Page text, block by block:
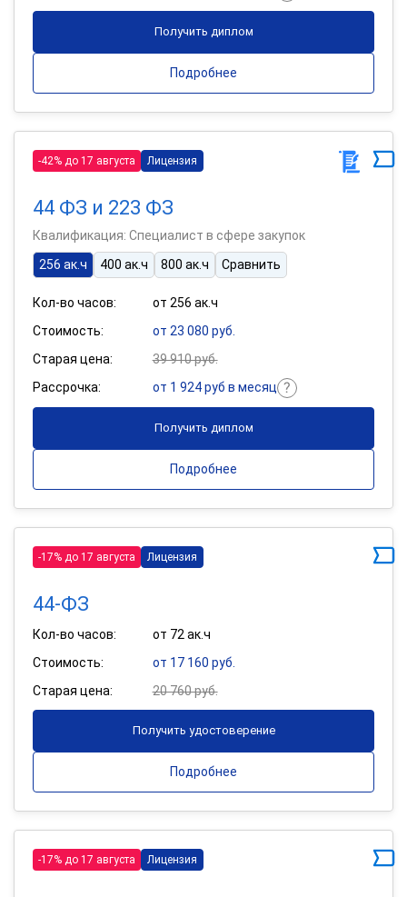
Получить диплом
Подробнее
-42% до 17 августа Лицензия
44 ФЗ и 223 ФЗ
Квалификация: Специалист в сфере закупок
256 ак.ч
400 ак.ч 800 ак.ч Сравнить
Кол-во часов:
от 256 ак.ч
Стоимость:
от 23 080 руб.
Старая цена:
39 910 руб.
Рассрочка:
от 1 924 руб в месяц
Получить диплом
Подробнее
-17% до 17 августа Лицензия
44-ФЗ
Кол-во часов:
от 72 ак.ч
Стоимость:
от 17 160 руб.
Старая цена:
20 760 руб.
Получить удостоверение
Подробнее
-17% до 17 августа Лицензия